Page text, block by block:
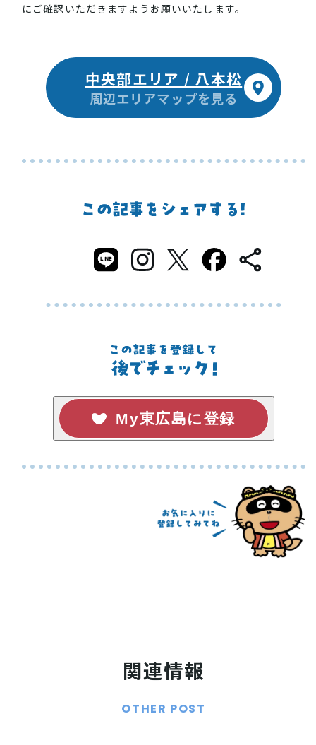
にご確認いただきますようお願いいたします。
中央部エリア / 八本松
周辺エリアマップを見る
My東広島に登録
関連情報
OTHER POST